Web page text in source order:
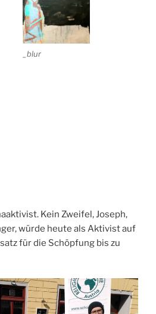
_blur
Kein Zweifel, Joseph,
würde heute als Aktivist auf
für die Schöpfung bis zu